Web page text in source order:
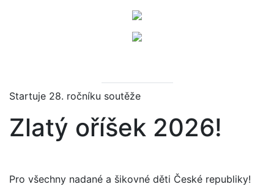
Startuje 28. ročníku soutěže
Zlatý oříšek 2026!
Pro všechny nadané a šikovné děti České republiky!